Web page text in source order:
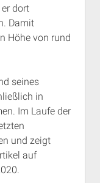
dort
Damit
Höhe von rund
seines
in
Im Laufe der
und zeigt
auf